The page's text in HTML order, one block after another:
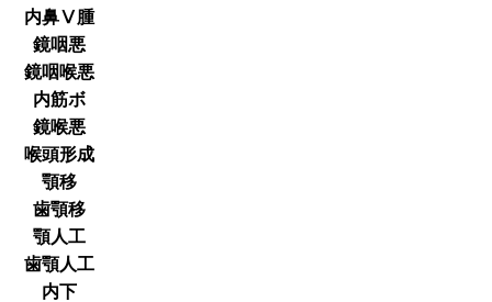
内鼻Ⅴ腫
鏡咽悪
鏡咽喉悪
内筋ボ
鏡喉悪
喉頭形成
顎移
歯顎移
顎人工
歯顎人工
内下